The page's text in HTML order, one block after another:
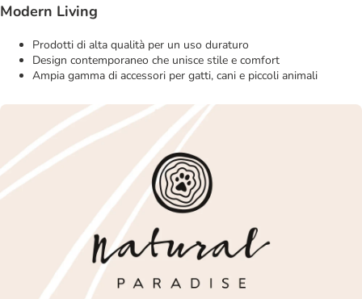
Modern Living
Prodotti di alta qualità per un uso duraturo
Design contemporaneo che unisce stile e comfort
Ampia gamma di accessori per gatti, cani e piccoli animali